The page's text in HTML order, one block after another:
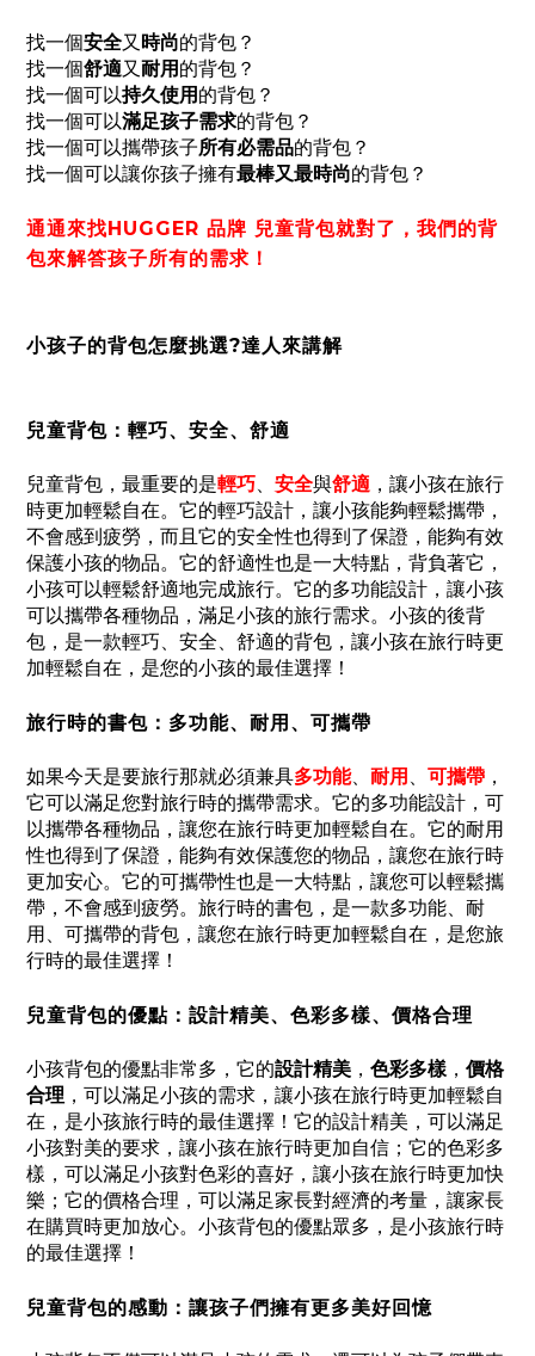
找一個安全又時尚的背包？
找一個舒適又耐用 的背包？
找一個可以持久使用 的背包？
找一個可以滿足孩子需求的背包？
找一個可以攜帶孩子所有必需品的背包？
找一個可以讓你孩子擁有最棒又最時尚的背包？
通通來找HUGGER 品牌 兒童背包就對了，我們的背
包來解答孩子所有的需求！
小孩子的背包怎麼挑選?達人來講解
兒童背包 ：輕巧、安全、舒適
兒童背包，最重要的是輕巧、 安全與舒適 ，讓小孩在旅行
時更加輕鬆自在。它的輕巧設計，讓小孩能夠輕鬆攜帶，
不會感到疲勞，而且它的安全性也得到了保證，能夠有效
保護小孩的物品。它的舒適性也是一大特點，背負著它，
小孩可以輕鬆舒適地完成旅行。它的多功能設計，讓小孩
可以攜帶各種物品，滿足小孩的旅行需求。小孩的後背
包，是一款輕巧、安全、舒適的背包，讓小孩在旅行時更
加輕鬆自在，是您的小孩的最佳選擇！
旅行時的書包：多功能、耐用、可攜帶
如果今天是要旅行那就必須兼具多功能、 耐用 、 可攜帶 ，
它可以滿足您對旅行時的攜帶需求。它的多功能設計，可
以攜帶各種物品，讓您在旅行時更加輕鬆自在。它的耐用
性也得到了保證，能夠有效保護您的物品，讓您在旅行時
更加安心。它的可攜帶性也是一大特點，讓您可以輕鬆攜
帶，不會感到疲勞。旅行時的書包，是一款多功能、耐
用、可攜帶的背包，讓您在旅行時更加輕鬆自在，是您旅
行時的最佳選擇！
兒童背包的優點：設計精美、色彩多樣、價格合理
小孩背包的優點非常多，它的設計精美 ， 色彩多樣， 價格
合理 ，可以滿足小孩的需求，讓小孩在旅行時更加輕鬆自
在，是小孩旅行時的最佳選擇！它的設計精美，可以滿足
小孩對美的要求，讓小孩在旅行時更加自信；它的色彩多
樣，可以滿足小孩對色彩的喜好，讓小孩在旅行時更加快
樂；它的價格合理，可以滿足家長對經濟的考量，讓家長
在購買時更加放心。小孩背包的優點眾多，是小孩旅行時
的最佳選擇！
兒童背包的感動 ：讓孩子們擁有更多美好回憶